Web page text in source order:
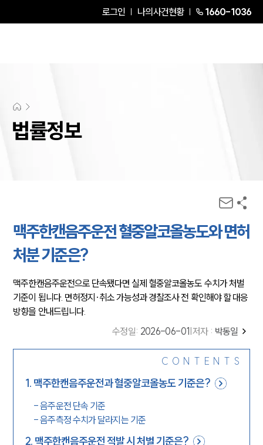
로그인 나의사건현황 1660-1036
법률정보
맥주한캔음주운전 혈중알코올농도와 면허
처분 기준은?
맥주한캔음주운전으로 단속됐다면 실제 혈중알코올농도 수치가 처벌
기준이 됩니다. 면허정지·취소 가능성과 경찰조사 전 확인해야 할 대응
방향을 안내드립니다.
수정일: 2026-06-01 저자 : 박동일
CONTENTS
1. 맥주한캔음주운전과 혈중알코올농도 기준은?
-음주운전 단속 기준
-음주측정 수치가 달라지는 기준
2. 맥주한캔음주운전 적발 시 처벌 기준은?